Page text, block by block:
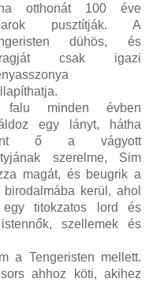
otthonát 100 éve
pusztítják. A
dühös, és
csak igazi
minden évben
egy lányt, hátha
ő a vágyott
szerelme, Sim
magát, és beugrik a
kerül, ahol
titokzatos lord és
szellemek és
a Tengeristen mellett.
ahhoz köti, akihez